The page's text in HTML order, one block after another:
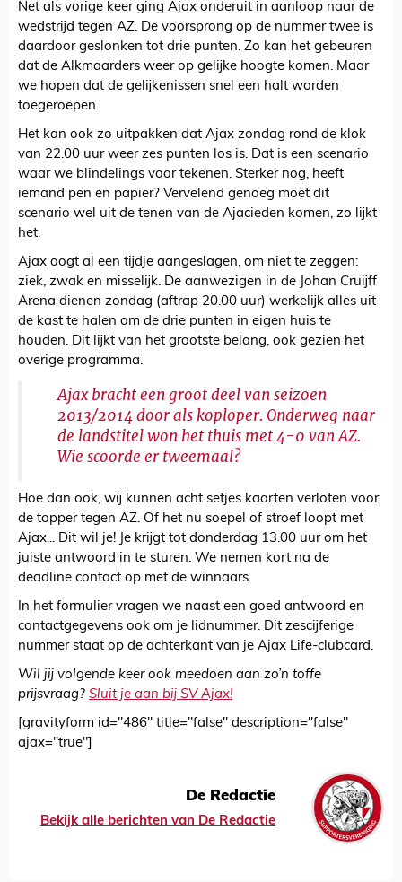
Net als vorige keer ging Ajax onderuit in aanloop naar de
wedstrijd tegen AZ. De voorsprong op de nummer twee is
daardoor geslonken tot drie punten. Zo kan het gebeuren
dat de Alkmaarders weer op gelijke hoogte komen. Maar
we hopen dat de gelijkenissen snel een halt worden
toegeroepen.
Het kan ook zo uitpakken dat Ajax zondag rond de klok
van 22.00 uur weer zes punten los is. Dat is een scenario
waar we blindelings voor tekenen. Sterker nog, heeft
iemand pen en papier? Vervelend genoeg moet dit
scenario wel uit de tenen van de Ajacieden komen, zo lijkt
het.
Ajax oogt al een tijdje aangeslagen, om niet te zeggen:
ziek, zwak en misselijk. De aanwezigen in de Johan Cruijff
Arena dienen zondag (aftrap 20.00 uur) werkelijk alles uit
de kast te halen om de drie punten in eigen huis te
houden. Dit lijkt van het grootste belang, ook gezien het
overige programma.
Ajax bracht een groot deel van seizoen
2013/2014 door als koploper. Onderweg naar
de landstitel won het thuis met 4-0 van AZ.
Wie scoorde er tweemaal?
Hoe dan ook, wij kunnen acht setjes kaarten verloten voor
de topper tegen AZ. Of het nu soepel of stroef loopt met
Ajax... Dit wil je! Je krijgt tot donderdag 13.00 uur om het
juiste antwoord in te sturen. We nemen kort na de
deadline contact op met de winnaars.
In het formulier vragen we naast een goed antwoord en
contactgegevens ook om je lidnummer. Dit zescijferige
nummer staat op de achterkant van je Ajax Life-clubcard.
Wil jij volgende keer ook meedoen aan zo’n toffe
prijsvraag? Sluit je aan bij SV Ajax!
[gravityform id="486" title="false" description="false"
ajax="true"]
De Redactie
Bekijk alle berichten van De Redactie